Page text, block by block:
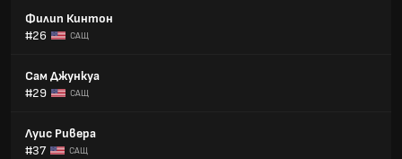
Филип Кинтон
#26
САЩ
Сам Джункуа
#29
САЩ
Луис Ривера
#37
САЩ